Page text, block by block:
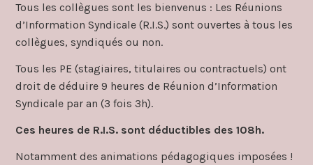
Tous les collègues sont les bienvenus : Les Réunions
d’Information Syndicale (R.I.S.) sont ouvertes à tous les
collègues, syndiqués ou non.
Tous les PE (stagiaires, titulaires ou contractuels) ont
droit de déduire 9 heures de Réunion d’Information
Syndicale par an (3 fois 3h).
Ces heures de R.I.S. sont déductibles des 108h.
Notamment des animations pédagogiques imposées !